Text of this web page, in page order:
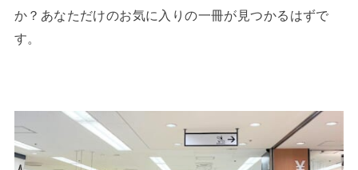
か？あなただけのお気に入りの一冊が見つかるはずで
す。